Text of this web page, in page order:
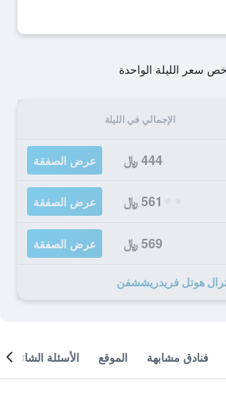
سعر الليلة الواحدة
الإجمالي في الليلة
444 ﷼ عرض الصفقة
561 ﷼ عرض الصفقة
569 ﷼ عرض الصفقة
فنادق مشابهة الموقع الأسئلة الشائعة